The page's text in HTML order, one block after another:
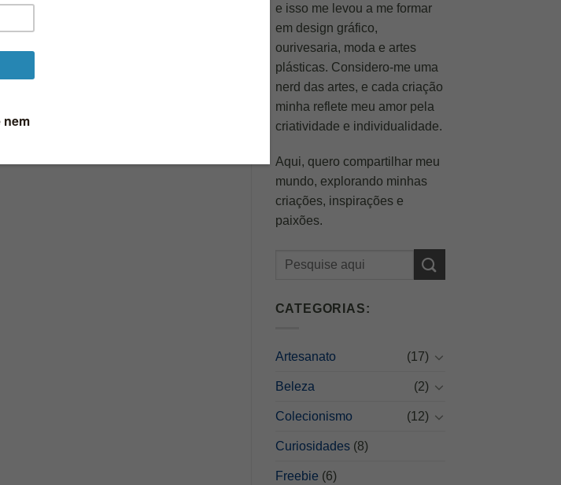
e isso me levou a me formar
em design gráfico,
ourivesaria, moda e artes
plásticas. Considero-me uma
nerd das artes, e cada criação
minha reflete meu amor pela
criatividade e individualidade.
Aqui, quero compartilhar meu
mundo, explorando minhas
criações, inspirações e
paixões.
CATEGORIAS:
Artesanato (17)
Beleza (2)
Colecionismo (12)
Curiosidades(8)
Freebie (6)